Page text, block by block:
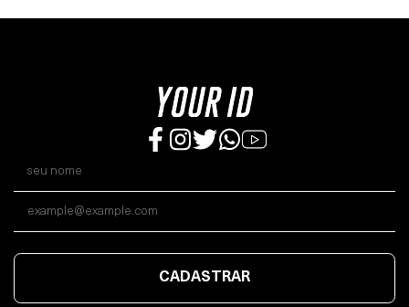
CADASTRAR